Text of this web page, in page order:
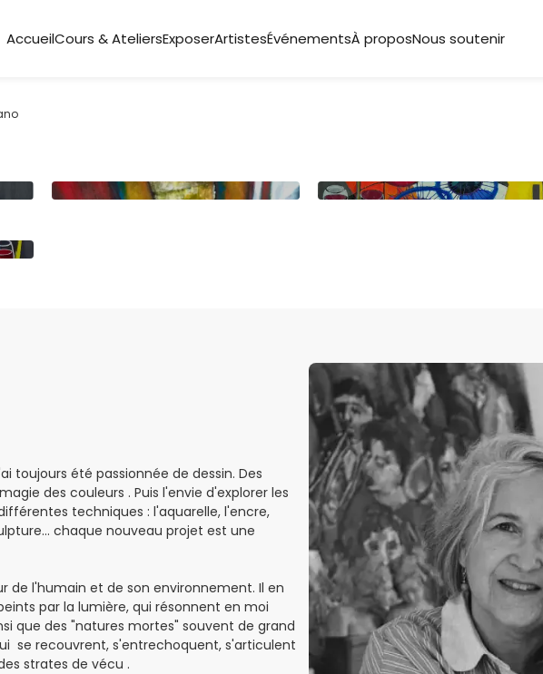
AccueilCours & AteliersExposerArtistesÉvénementsÀ proposNous soutenir
toujours été passionnée de dessin. Des
des couleurs . Puis l'envie d'explorer les
techniques : l'aquarelle, l'encre,
chaque nouveau projet est une
de l'humain et de son environnement. Il en
par la lumière, qui résonnent en moi
que des "natures mortes" souvent de grand
se recouvrent, s'entrechoquent, s'articulent
strates de vécu .